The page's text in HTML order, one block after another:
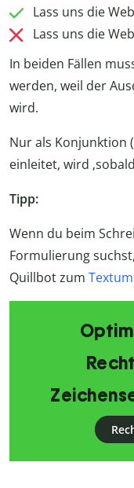
Lass uns die
Lass uns die
In beiden Fällen
werden, weil der
wird.
Nur als Konjunktion
einleitet, wird
Tipp:
Wenn du beim
Formulierung
Quillbot zum